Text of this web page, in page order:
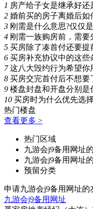
1 房产给子女是继承好还
2 婚前买的房子离婚后如
3 刚需是什么意思?仅仅
4 刚需一族购房前，需
5 买房除了凑首付还要提
6 买房补充协议中的这些
7 这八大毁约行为希望你
8 买房交完首付后不想要
9 楼盘封盘和开盘分别是
10 买房时为什么优先选
热门楼盘
查看更多 >
热门区域
九游会j9备用网址
九游会j9备用网址
预留分类
申请九游会j9备用网址的
九游会j9备用网址